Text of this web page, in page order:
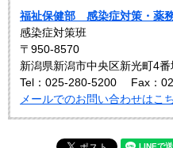
福祉保健部 感染症対策・薬
感染症対策班
〒950-8570
新潟県新潟市中央区新光町4
Tel：025-280-5200
Fax：
メールでのお問い合わせはこ